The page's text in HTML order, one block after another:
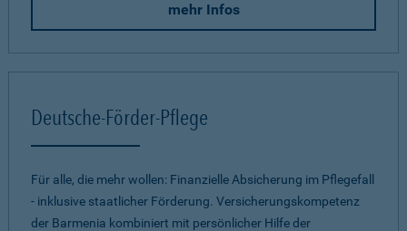
mehr Infos
Deutsche-Förder-Pflege
Für alle, die mehr wollen: Finanzielle Absicherung im Pflegefall
- inklusive staatlicher Förderung. Versicherungskompetenz
der Barmenia kombiniert mit persönlicher Hilfe der